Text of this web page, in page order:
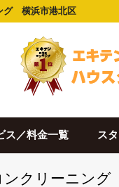
グ 横浜市港北区
ス／料金一覧 ス
クリーニング